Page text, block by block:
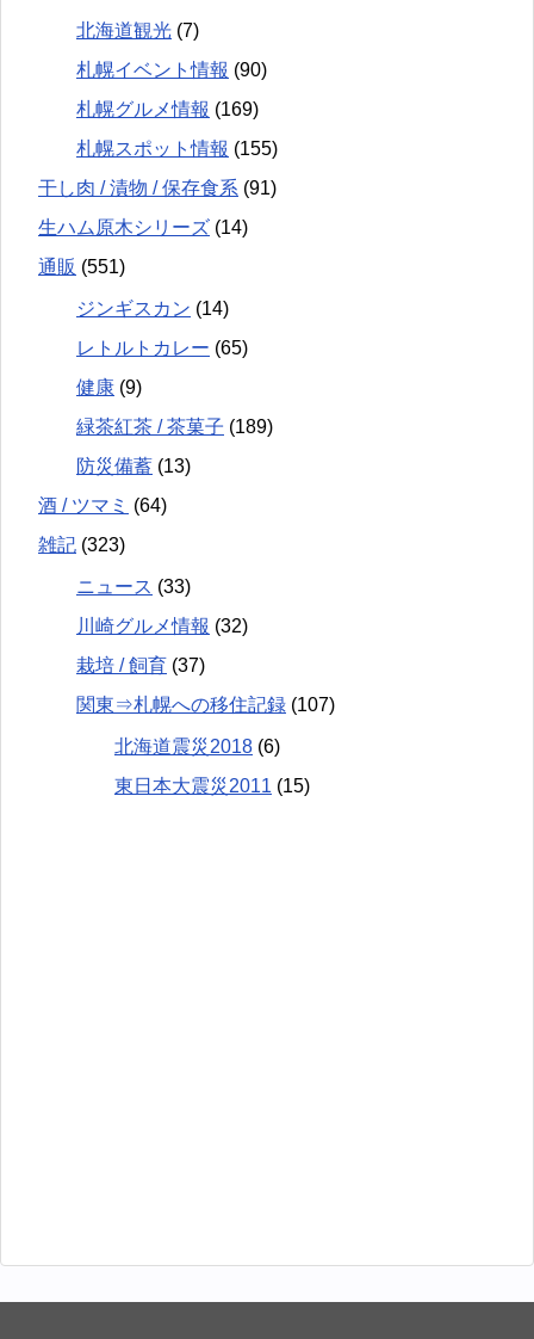
北海道観光 (7)
札幌イベント情報 (90)
札幌グルメ情報 (169)
札幌スポット情報 (155)
干し肉 / 漬物 / 保存食系 (91)
生ハム原木シリーズ (14)
通販 (551)
ジンギスカン (14)
レトルトカレー (65)
健康 (9)
緑茶紅茶 / 茶菓子 (189)
防災備蓄 (13)
酒 / ツマミ (64)
雑記 (323)
ニュース (33)
川崎グルメ情報 (32)
栽培 / 飼育 (37)
関東⇒札幌への移住記録 (107)
北海道震災2018 (6)
東日本大震災2011 (15)